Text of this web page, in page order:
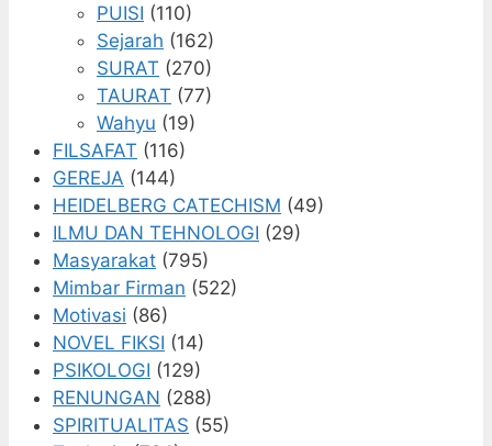
PUISI (110)
Sejarah (162)
SURAT (270)
TAURAT (77)
Wahyu (19)
FILSAFAT (116)
GEREJA (144)
HEIDELBERG CATECHISM (49)
ILMU DAN TEHNOLOGI (29)
Masyarakat (795)
Mimbar Firman (522)
Motivasi (86)
NOVEL FIKSI (14)
PSIKOLOGI (129)
RENUNGAN (288)
SPIRITUALITAS (55)